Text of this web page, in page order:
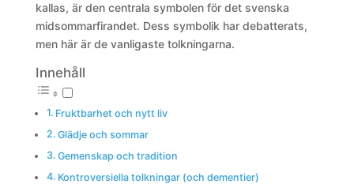
kallas, är den centrala symbolen för det svenska
midsommarfirandet. Dess symbolik har debatterats,
men här är de vanligaste tolkningarna.
Innehåll
Fruktbarhet och nytt liv
Glädje och sommar
Gemenskap och tradition
Kontroversiella tolkningar (och dementier)